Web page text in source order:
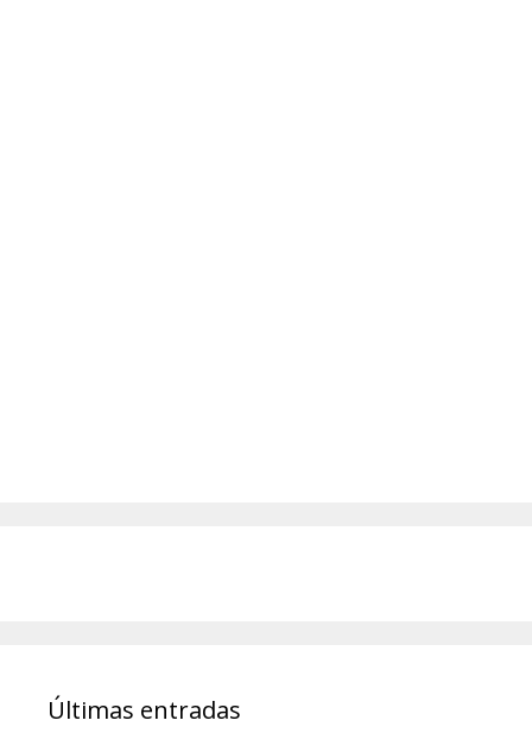
Últimas entradas